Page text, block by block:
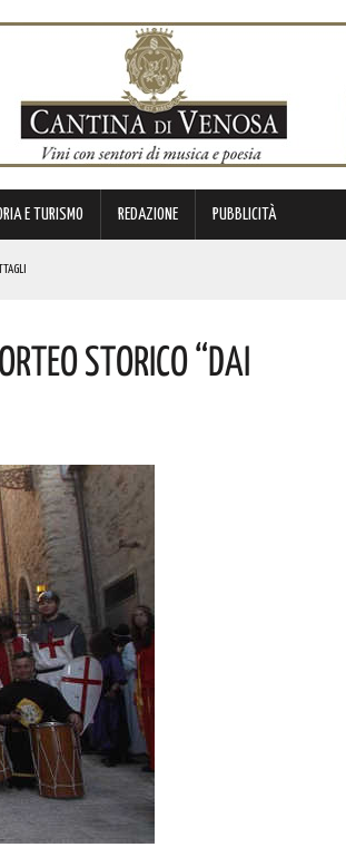
E TURISMO REDAZIONE PUBBLICITÀ
IN UNA DELLE PAGINE PIÙ DOLOROSE DELLA NOSTRA EMIGRAZIONE
STORICO “DAI